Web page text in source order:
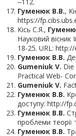
Гуменюк В.В.,
https://
Кісь С.Я.,
Науковий вісник
18-25. URL:
Гуменюк В.В.
Gumeniuk V. Die
Practical Web-
Gumeniuk V.
Гуменюк В.В.
доступу: http://
Гуменюк В.В.
проблеми
Гуменюк В.В.